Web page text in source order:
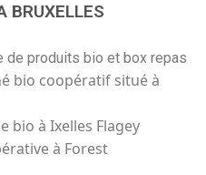
BRUXELLES
de produits bio et box repas
bio coopératif situé à
bio à Ixelles Flagey
à Forest